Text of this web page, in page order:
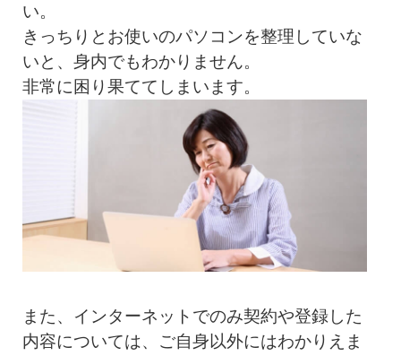
い。
きっちりとお使いのパソコンを整理していな
いと、身内でもわかりません。
非常に困り果ててしまいます。
また、インターネットでのみ契約や登録した
内容については、ご自身以外にはわかりえま